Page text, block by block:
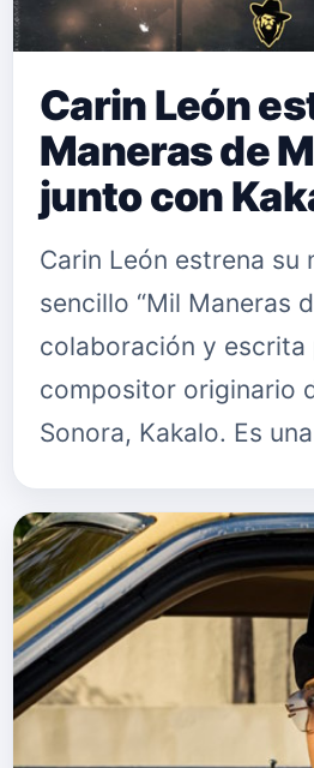
DEL AÑO''&nbsp;con
Carin León
Maneras de
junto con
Carin León estrena su
sencillo “Mil Maneras
colaboración y escrita
compositor originario
Sonora, Kakalo. Es
particular. En cuanto